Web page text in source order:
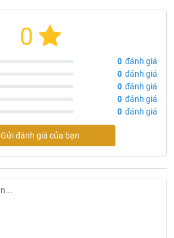
0
0 đánh giá
0 đánh giá
0 đánh giá
0 đánh giá
0 đánh giá
Gửi đánh giá của bạn